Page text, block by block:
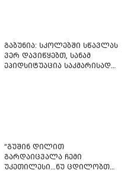
გაბუნია: სკოლებში სწავლას
ვერ დავიწყებთ, სანამ
ეპიდსიტუაცია საკმარისად
“გუშინ დილით
გარდაიცვალა ჩემი
უკეთილესი…ნუ ცდილობთ